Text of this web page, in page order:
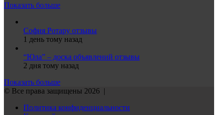
Показать больше
София Ротару отзывы
1 день тому назад
“Юла” – доска объявлений отзывы
2 дня тому назад
Показать больше
© Все права защищены 2026 |
Политика конфиденциальности